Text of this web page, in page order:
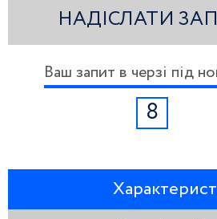
НАДІСЛАТИ
Ваш запит в черзі під
8